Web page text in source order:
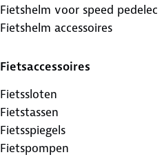
Fietshelm voor speed pedelec
Fietshelm accessoires
Fietsaccessoires
Fietssloten
Fietstassen
Fietsspiegels
Fietspompen